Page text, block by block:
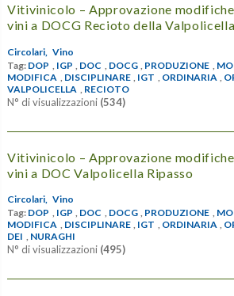
Vitivinicolo – Approvazione
vini a DOCG Recioto della Valpolicella
Circolari, Vino
Tag: DOP IGP DOC DOCG PRODUZIONE
MODIFICA
DISCIPLINARE IGT ORDINARIA
VALPOLICELLA
RECIOTO
N° di visualizzazioni (534)
Vitivinicolo – Approvazione
vini a DOC Valpolicella Ripasso
Circolari, Vino
Tag: DOP , IGP , DOC , DOCG , PRODUZIONE ,
MODIFICA , DISCIPLINARE , IGT , ORDINARIA ,
DEI , NURAGHI
N° di visualizzazioni (495)